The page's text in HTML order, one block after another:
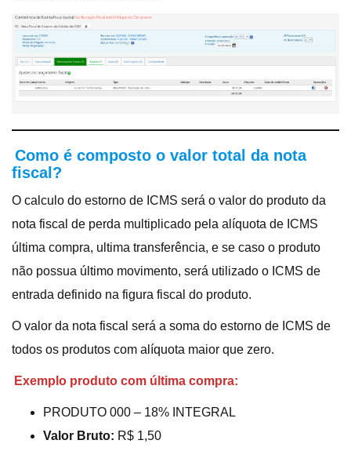
Como é composto o valor total da nota
fiscal?
O calculo do estorno de ICMS será o valor do produto da
nota fiscal de perda multiplicado pela alíquota de ICMS
última compra, ultima transferência, e se caso o produto
não possua último movimento, será utilizado o ICMS de
entrada definido na figura fiscal do produto.
O valor da nota fiscal será a soma do estorno de ICMS de
todos os produtos com alíquota maior que zero.
Exemplo produto com última compra:
PRODUTO 000 – 18% INTEGRAL
Valor Bruto: R$ 1,50